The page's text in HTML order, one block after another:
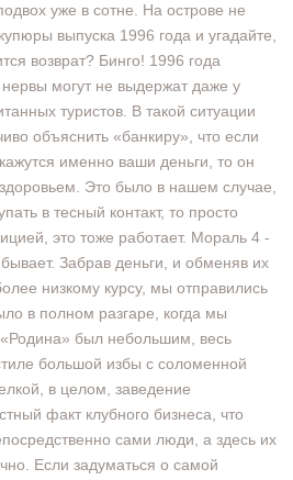
уже в сотне. На острове не
выпуска 1996 года и угадайте,
возврат? Бинго! 1996 года
могут не выдержат даже у
туристов. В такой ситуации
объяснить «банкиру», что если
именно ваши деньги, то он
Это было в нашем случае,
в тесный контакт, то просто
это тоже работает. Мораль 4 -
Забрав деньги, и обменяв их
низкому курсу, мы отправились
в полном разгаре, когда мы
«Родина» был небольшим, весь
большой избы с соломенной
в целом, заведение
факт клубного бизнеса, что
сами люди, а здесь их
Если задуматься о самой